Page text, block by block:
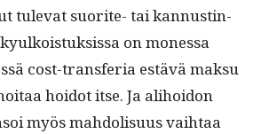
tule­vat suorite- tai kan­nustin­
on mon­es­sa
cost-trans­fe­ria estävä mak­su
hoidot itse. Ja ali­hoidon
myös mah­dolisu­us vai­h­taa